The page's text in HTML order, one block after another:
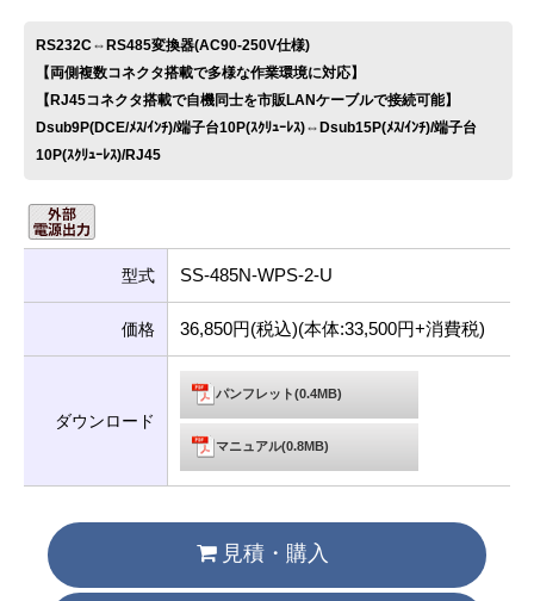
RS232C⇔RS485変換器(AC90-250V仕様)
【両側複数コネクタ搭載で多様な作業環境に対応】
【RJ45コネクタ搭載で自機同士を市販LANケーブルで接続可能】
Dsub9P(DCE/ﾒｽ/ｲﾝﾁ)/端子台10P(ｽｸﾘｭｰﾚｽ)⇔Dsub15P(ﾒｽ/ｲﾝﾁ)/端子台
10P(ｽｸﾘｭｰﾚｽ)/RJ45
型式 SS-485N-WPS-2-U
価格 36,850円(税込)(本体:33,500円+消費税)
ダウンロード
パンフレット(0.4MB)
マニュアル(0.8MB)
見積・購入